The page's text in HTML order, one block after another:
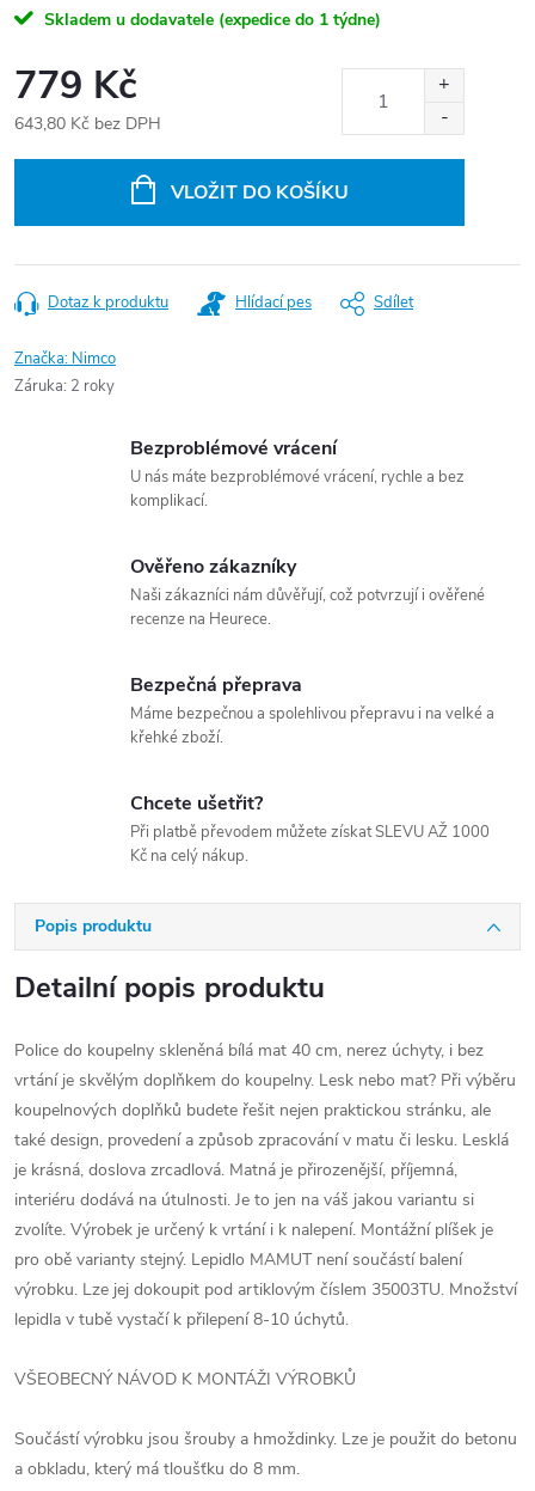
Skladem u dodavatele (expedice do 1 týdne)
779 Kč
643,80 Kč bez DPH
VLOŽIT DO KOŠÍKU
Dotaz k produktu Hlídací pes Sdílet
Značka: Nimco
Záruka: 2 roky
Bezproblémové vrácení
U nás máte bezproblémové vrácení, rychle a bez
komplikací.
Ověřeno zákazníky
Naši zákazníci nám důvěřují, což potvrzují i ověřené
recenze na Heurece.
Bezpečná přeprava
Máme bezpečnou a spolehlivou přepravu i na velké a
křehké zboží.
Chcete ušetřit?
Při platbě převodem můžete získat SLEVU AŽ 1000
Kč na celý nákup.
Popis produktu
Detailní popis produktu
Police do koupelny skleněná bílá mat 40 cm, nerez úchyty, i bez
vrtání je skvělým doplňkem do koupelny. Lesk nebo mat? Při výběru
koupelnových doplňků budete řešit nejen praktickou stránku, ale
také design, provedení a způsob zpracování v matu či lesku. Lesklá
je krásná, doslova zrcadlová. Matná je přirozenější, příjemná,
interiéru dodává na útulnosti. Je to jen na váš jakou variantu si
zvolíte. Výrobek je určený k vrtání i k nalepení. Montážní plíšek je
pro obě varianty stejný. Lepidlo MAMUT není součástí balení
výrobku. Lze jej dokoupit pod artiklovým číslem 35003TU. Množství
lepidla v tubě vystačí k přilepení 8-10 úchytů.
VŠEOBECNÝ NÁVOD K MONTÁŽI VÝROBKŮ
Součástí výrobku jsou šrouby a hmoždinky. Lze je použit do betonu
a obkladu, který má tloušťku do 8 mm.